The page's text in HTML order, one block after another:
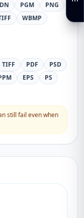
PGM
PNG
WBMP
TIFF PDF
PSD
EPS
PS
still fail even when